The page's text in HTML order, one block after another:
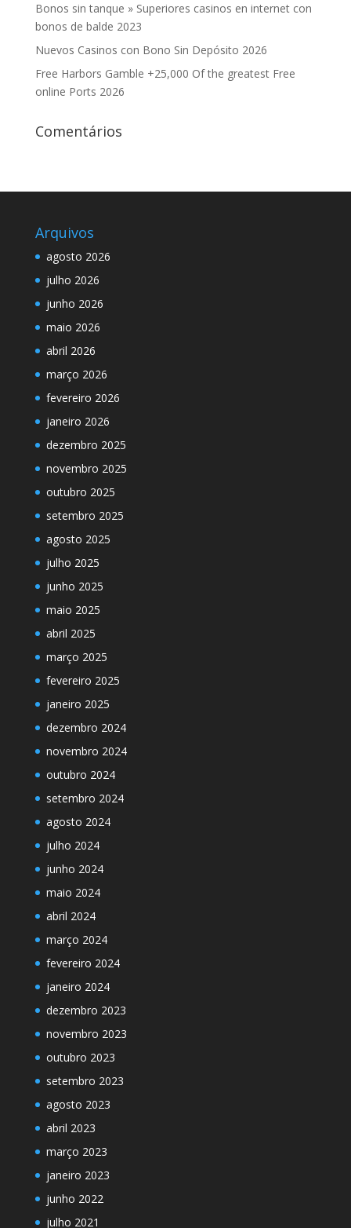
Bonos sin tanque » Superiores casinos en internet con
bonos de balde 2023
Nuevos Casinos con Bono Sin Depósito 2026
Free Harbors Gamble +25,000 Of the greatest Free
online Ports 2026
Comentários
Arquivos
agosto 2026
julho 2026
junho 2026
maio 2026
abril 2026
março 2026
fevereiro 2026
janeiro 2026
dezembro 2025
novembro 2025
outubro 2025
setembro 2025
agosto 2025
julho 2025
junho 2025
maio 2025
abril 2025
março 2025
fevereiro 2025
janeiro 2025
dezembro 2024
novembro 2024
outubro 2024
setembro 2024
agosto 2024
julho 2024
junho 2024
maio 2024
abril 2024
março 2024
fevereiro 2024
janeiro 2024
dezembro 2023
novembro 2023
outubro 2023
setembro 2023
agosto 2023
abril 2023
março 2023
janeiro 2023
junho 2022
julho 2021